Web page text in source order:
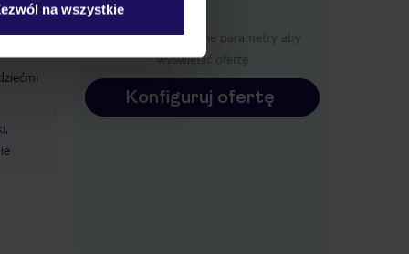
na wszystkie
Określ poszczególne parametry aby
wyświetlić ofertę
Konfiguruj ofertę